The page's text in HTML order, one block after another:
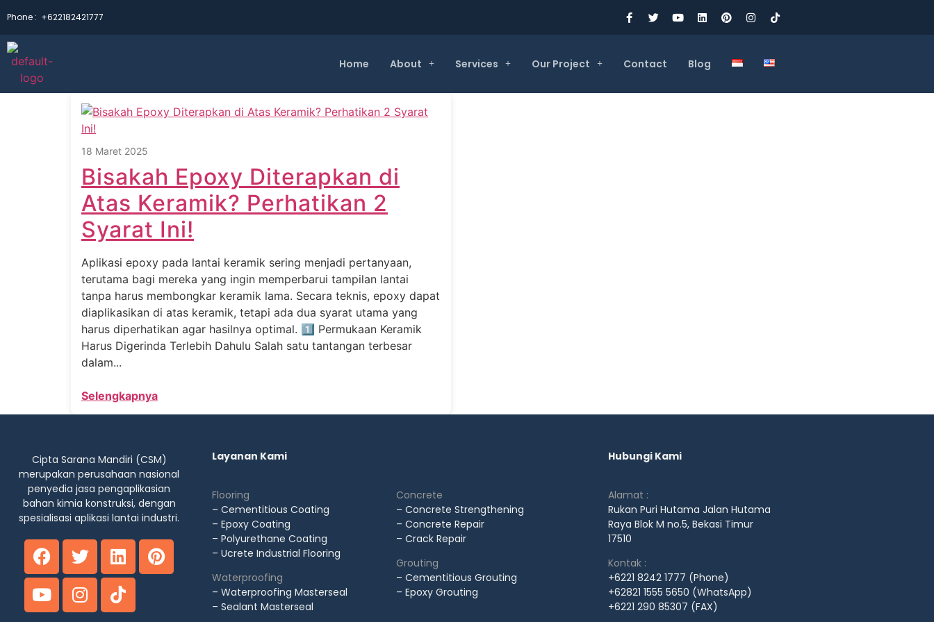
Phone : +622182421777
Home About Services Our Project Contact Blog
18 Maret 2025
Bisakah Epoxy Diterapkan di
Atas Keramik? Perhatikan 2
Syarat Ini!
Aplikasi epoxy pada lantai keramik sering menjadi pertanyaan,
terutama bagi mereka yang ingin memperbarui tampilan lantai
tanpa harus membongkar keramik lama. Secara teknis, epoxy dapat
diaplikasikan di atas keramik, tetapi ada dua syarat utama yang
harus diperhatikan agar hasilnya optimal. 1️⃣ Permukaan Keramik
Harus Digerinda Terlebih Dahulu Salah satu tantangan terbesar
dalam...
Selengkapnya
Cipta Sarana Mandiri (CSM)
merupakan perusahaan nasional
penyedia jasa pengaplikasian
bahan kimia konstruksi, dengan
spesialisasi aplikasi lantai industri.
Layanan Kami
Flooring
– Cementitious Coating
– Epoxy Coating
– Polyurethane Coating
– Ucrete Industrial Flooring
Waterproofing
– Waterproofing Masterseal
– Sealant Masterseal
Concrete
– Concrete Strengthening
– Concrete Repair
– Crack Repair
Grouting
– Cementitious Grouting
– Epoxy Grouting
Hubungi Kami
Alamat :
Rukan Puri Hutama Jalan Hutama
Raya Blok M no.5, Bekasi Timur
17510
Kontak :
+6221 8242 1777 (Phone)
+62821 1555 5650 (WhatsApp)
+6221 290 85307 (FAX)